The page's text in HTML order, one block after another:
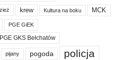
krew Kultura na boku MCK
PGE GiEK
PGE GKS Bełchatów
pijany pogoda policja